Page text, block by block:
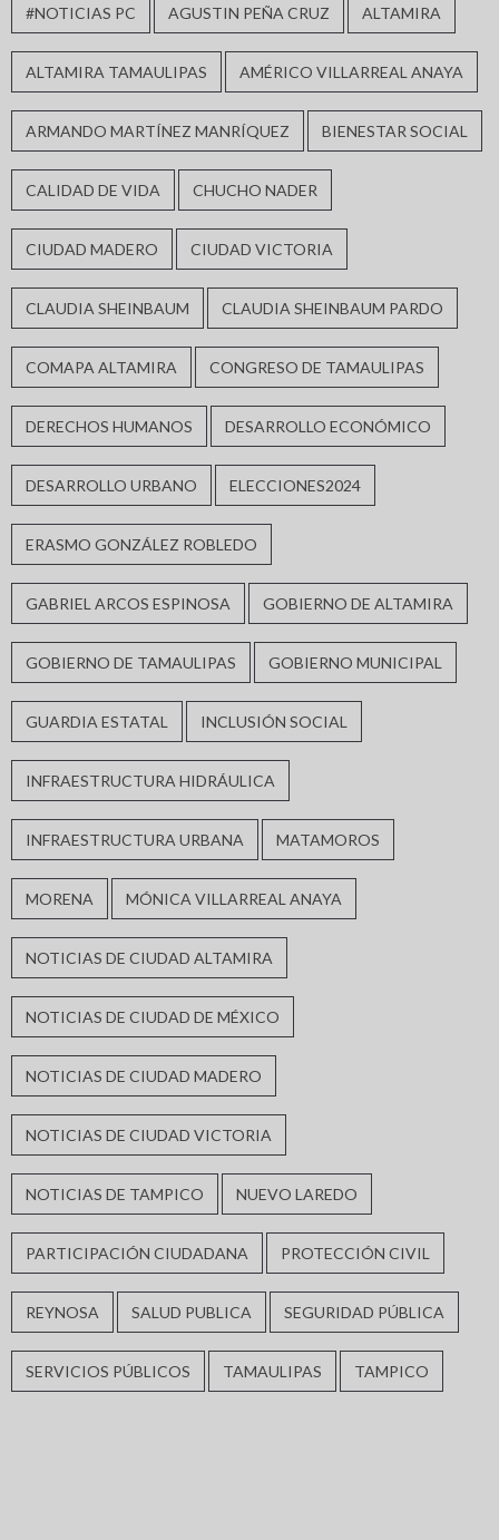
#NOTICIAS PC AGUSTIN PEÑA CRUZ ALTAMIRA
ALTAMIRA TAMAULIPAS AMÉRICO VILLARREAL ANAYA
ARMANDO MARTÍNEZ MANRÍQUEZ BIENESTAR SOCIAL
CALIDAD DE VIDA CHUCHO NADER
CIUDAD MADERO CIUDAD VICTORIA
CLAUDIA SHEINBAUM CLAUDIA SHEINBAUM PARDO
COMAPA ALTAMIRA CONGRESO DE TAMAULIPAS
DERECHOS HUMANOS DESARROLLO ECONÓMICO
DESARROLLO URBANO ELECCIONES2024
ERASMO GONZÁLEZ ROBLEDO
GABRIEL ARCOS ESPINOSA GOBIERNO DE ALTAMIRA
GOBIERNO DE TAMAULIPAS GOBIERNO MUNICIPAL
GUARDIA ESTATAL INCLUSIÓN SOCIAL
INFRAESTRUCTURA HIDRÁULICA
INFRAESTRUCTURA URBANA MATAMOROS
MORENA MÓNICA VILLARREAL ANAYA
NOTICIAS DE CIUDAD ALTAMIRA
NOTICIAS DE CIUDAD DE MÉXICO
NOTICIAS DE CIUDAD MADERO
NOTICIAS DE CIUDAD VICTORIA
NOTICIAS DE TAMPICO NUEVO LAREDO
PARTICIPACIÓN CIUDADANA PROTECCIÓN CIVIL
REYNOSA SALUD PUBLICA SEGURIDAD PÚBLICA
SERVICIOS PÚBLICOS TAMAULIPAS TAMPICO